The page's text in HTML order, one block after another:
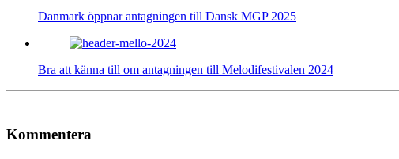
Danmark öppnar antagningen till Dansk MGP 2025
Bra att känna till om antagningen till Melodifestivalen 2024
Kommentera